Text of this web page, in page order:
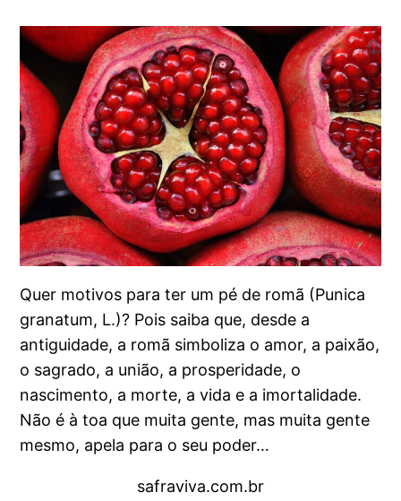
Quer motivos para ter um pé de romã (Punica
granatum, L.)? Pois saiba que, desde a
antiguidade, a romã simboliza o amor, a paixão,
o sagrado, a união, a prosperidade, o
nascimento, a morte, a vida e a imortalidade.
Não é à toa que muita gente, mas muita gente
mesmo, apela para o seu poder…
safraviva.com.br